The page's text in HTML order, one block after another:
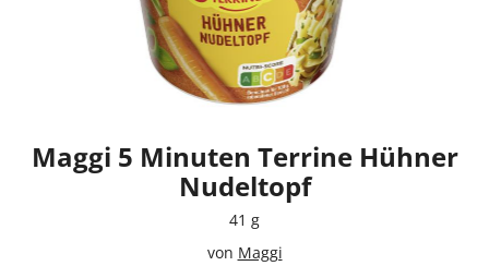
Maggi 5 Minuten Terrine Hühner
Nudeltopf
41 g
von Maggi